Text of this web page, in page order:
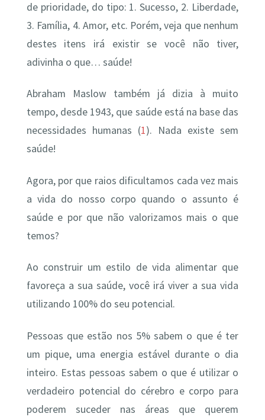
de prioridade, do tipo: 1. Sucesso, 2. Liberdade,
3. Família, 4. Amor, etc. Porém, veja que nenhum
destes itens irá existir se você não tiver,
adivinha o que… saúde!
Abraham Maslow também já dizia à muito
tempo, desde 1943, que saúde está na base das
necessidades humanas (1). Nada existe sem
saúde!
Agora, por que raios dificultamos cada vez mais
a vida do nosso corpo quando o assunto é
saúde e por que não valorizamos mais o que
temos?
Ao construir um estilo de vida alimentar que
favoreça a sua saúde, você irá viver a sua vida
utilizando 100% do seu potencial.
Pessoas que estão nos 5% sabem o que é ter
um pique, uma energia estável durante o dia
inteiro. Estas pessoas sabem o que é utilizar o
verdadeiro potencial do cérebro e corpo para
poderem suceder nas áreas que querem